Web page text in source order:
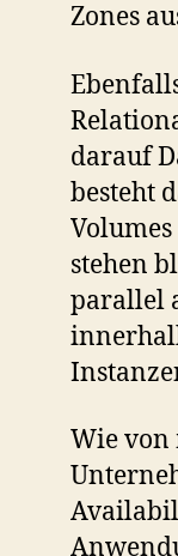
Zones
darauf
besteht
stehen
parallel
Wie von